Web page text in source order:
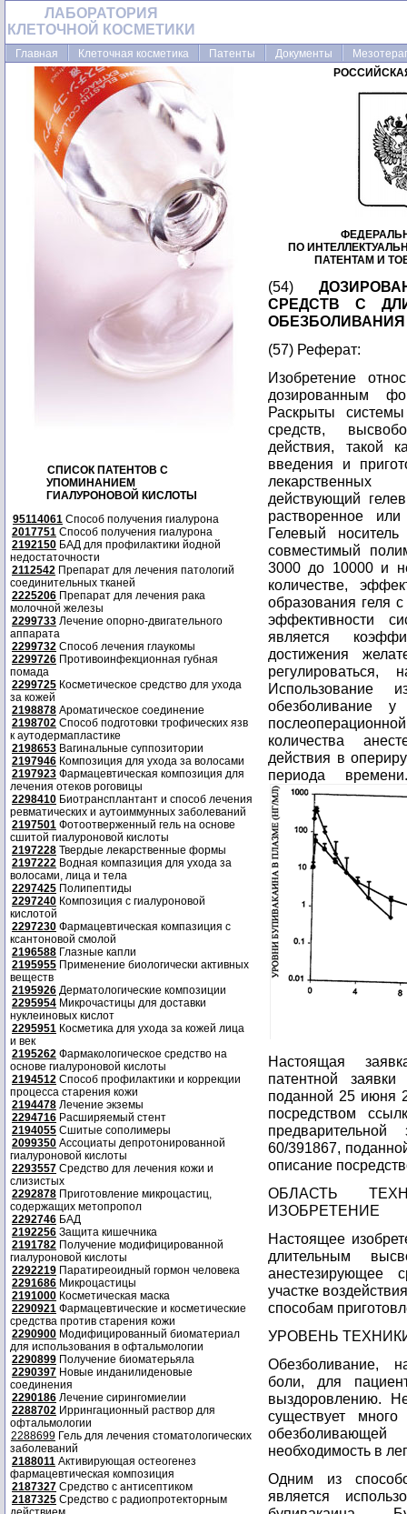
ЛАБОРАТОРИЯ
КЛЕТОЧНОЙ КОСМЕТИКИ
Главная Клеточная косметика Патенты Документы
СПИСОК ПАТЕНТОВ С
УПОМИНАНИЕМ
ГИАЛУРОНОВОЙ КИСЛОТЫ
95114061 Способ получения гиалурона
2017751 Способ получения гиалурона
2192150 БАД для профилактики йодной
недостаточности
2112542 Препарат для лечения патологий
соединительных тканей
2225206 Препарат для лечения рака
молочной железы
2299733 Лечение опорно-двигательного
аппарата
2299732 Способ лечения глаукомы
2299726 Противоинфекционная губная
помада
2299725 Косметическое средство для ухода
за кожей
2198878 Ароматическое соединение
2198702 Способ подготовки трофических язв
к аутодермапластике
2198653 Вагинальные суппозитории
2197946 Композиция для ухода за волосами
2197923 Фармацевтическая композиция для
лечения отеков роговицы
2298410 Биотрансплантант и способ лечения
ревматических и аутоиммунных заболеваний
2197501 Фотоотверженный гель на основе
сшитой гиалуроновой кислоты
2197228 Твердые лекарственные формы
2197222 Водная компазиция для ухода за
волосами, лица и тела
2297425 Полипептиды
2297240 Композиция с гиалуроновой
кислотой
2297230 Фармацевтическая компазиция с
ксантоновой смолой
2196588 Глазные капли
2195955 Применение биологически активных
веществ
2195926 Дерматологические композиции
2295954 Микрочастицы для доставки
нуклеиновых кислот
2295951 Косметика для ухода за кожей лица
и век
2195262 Фармакологическое средство на
основе гиалуроновой кислоты
2194512 Способ профилактики и коррекции
процесса старения кожи
2194478 Лечение экземы
2294716 Расширяемый стент
2194055 Сшитые сополимеры
2099350 Ассоциаты депротонированной
гиалуроновой кислоты
2293557 Средство для лечения кожи и
слизистых
2292878 Приготовление микроцастиц,
содержащих метопропол
2292746 БАД
2192256 Защита кишечника
2191782 Получение модифицированной
гиалуроновой кислоты
2292219 Паратиреоидный гормон человека
2291686 Микроцастицы
2191000 Косметическая маска
2290921 Фармацевтические и косметические
средства против старения кожи
2290900 Модифицированный биоматериал
для использования в офтальмологии
2290899 Получение биоматерьяла
2290397 Новые инданилиденовые
соединения
2290186 Лечение сирингомиелии
2288702 Иррингационный раствор для
офтальмологии
2288699 Гель для лечения стоматологических
заболеваний
2188011 Активирующая остеогенез
фармацевтическая композиция
2187327 Средство с антисептиком
2187325 Средство с радиопротекторным
ПО
ПАТЕНТАМ И
(54)
СРЕДСТВ С
ОБЕЗБОЛИВАНИЯ
(57) Реферат:
Изобретение
дозированным
Раскрыты
средств,
действия, такой
введения и
лекарственных
действующий
растворенное
Гелевый
совместимый
3000 до 10000 и
количестве,
образования геля
эффективности
является
достижения
регулироваться,
Использование
обезболивание
количества
действия в
периода
Настоящая
патентной
поданной 25 июня
посредством
60/391867,
описание
ОБЛАСТЬ
ИЗОБРЕТЕНИЕ
Настоящее
длительным
анестезирующее
участке
способам
УРОВЕНЬ
Обезболивание,
боли, для
выздоровлению.
существует
необходимость в
Одним из
является